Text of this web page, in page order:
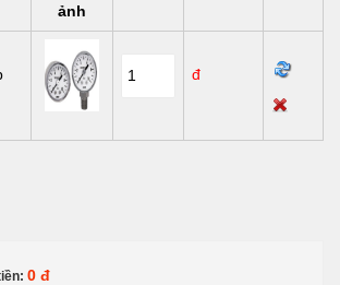
ảnh
đ
0 đ